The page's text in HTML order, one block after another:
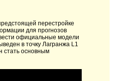
перестройке
для прогнозов
официальные модели
в точку Лагранжа L1
стать основным